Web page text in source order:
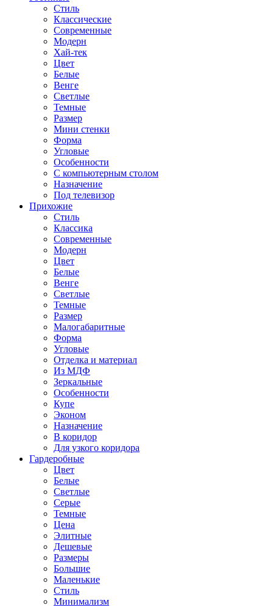
Стиль
Классические
Современные
Модерн
Хай-тек
Цвет
Белые
Венге
Светлые
Темные
Размер
Мини стенки
Форма
Угловые
Особенности
С компьютерным столом
Назначение
Под телевизор
Прихожие
Стиль
Классика
Современные
Модерн
Цвет
Белые
Венге
Светлые
Темные
Размер
Малогабаритные
Форма
Угловые
Отделка и материал
Из МДФ
Зеркальные
Особенности
Купе
Эконом
Назначение
В коридор
Для узкого коридора
Гардеробные
Цвет
Белые
Светлые
Серые
Темные
Цена
Элитные
Дешевые
Размеры
Большие
Маленькие
Стиль
Минимализм